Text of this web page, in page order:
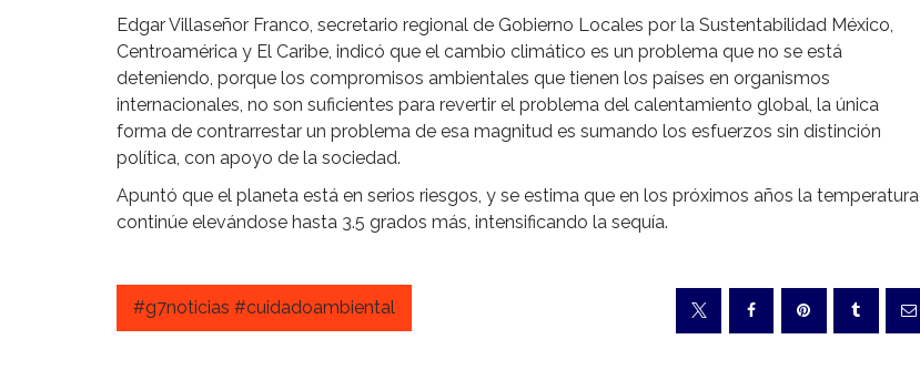
Edgar Villaseñor Franco, secretario regional de Gobierno Locales por la Sustentabilidad México,
Centroamérica y El Caribe, indicó que el cambio climático es un problema que no se está
deteniendo, porque los compromisos ambientales que tienen los países en organismos
internacionales, no son suficientes para revertir el problema del calentamiento global, la única
forma de contrarrestar un problema de esa magnitud es sumando los esfuerzos sin distinción
política, con apoyo de la sociedad.
Apuntó que el planeta está en serios riesgos, y se estima que en los próximos años la temperatura
continúe elevándose hasta 3.5 grados más, intensificando la sequía.
#g7noticias #cuidadoambiental